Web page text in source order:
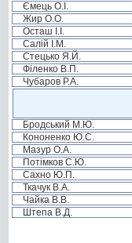
Ємець О.І.
Жир О.О.
Осташ І.І.
Салій І.М.
Стецько Я.Й.
Філенко В.П.
Чубаров Р.А.
Бродський М.Ю.
Кононенко Ю.С.
Мазур О.А.
Потімков С.Ю.
Сахно Ю.П.
Ткачук В.А.
Чайка В.В.
Штепа В.Д.